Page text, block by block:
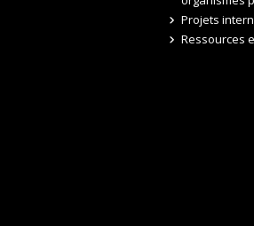
Projets
Ressources